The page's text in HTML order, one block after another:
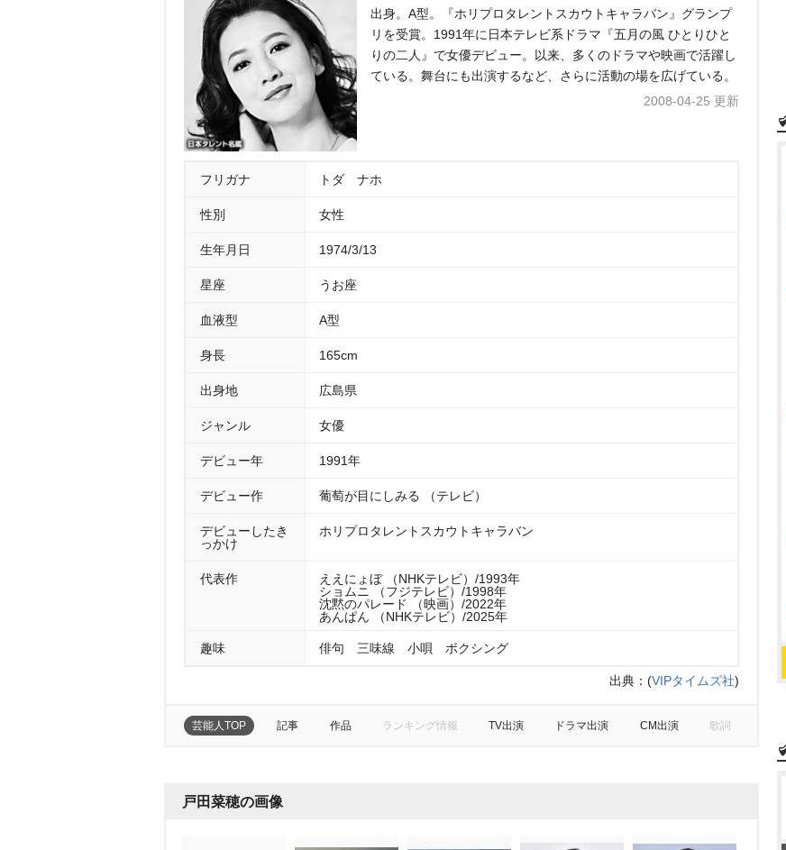
出身。A型。『ホリプロタレントスカウトキャラバン』グランプ
リを受賞。1991年に日本テレビ系ドラマ『五月の風 ひとりひと
りの二人』で女優デビュー。以来、多くのドラマや映画で活躍し
ている。舞台にも出演するなど、さらに活動の場を広げている。
2008-04-25 更新
フリガナ トダ ナホ
性別 女性
生年月日 1974/3/13
星座 うお座
血液型 A型
身長 165cm
出身地 広島県
ジャンル 女優
デビュー年 1991年
デビュー作 葡萄が目にしみる （テレビ）
デビューしたき
っかけ
ホリプロタレントスカウトキャラバン
代表作
ええにょぼ （NHKテレビ）/1993年
ショムニ （フジテレビ）/1998年
沈黙のパレード （映画）/2022年
あんぱん （NHKテレビ）/2025年
趣味 俳句 三味線 小唄 ボクシング
出典： (VIPタイムズ社)
芸能人TOP 記事 作品 ランキング情報 TV出演 ドラマ出演 CM出演 歌詞
戸田菜穂の画像